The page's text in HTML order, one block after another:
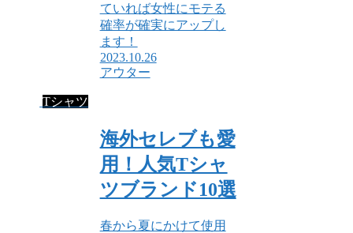
ていれば女性にモテる
確率が確実にアップし
ます！
2023.10.26
アウター
Tシャツ
海外セレブも愛
用！人気Tシャ
ツブランド10選
春から夏にかけて使用